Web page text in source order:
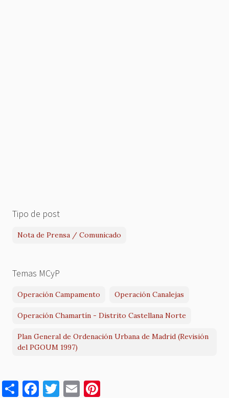
Tipo de post
Nota de Prensa / Comunicado
Temas MCyP
Operación Campamento Operación Canalejas
Operación Chamartín - Distrito Castellana Norte
Plan General de Ordenación Urbana de Madrid (Revisión
del PGOUM 1997)
S F T E